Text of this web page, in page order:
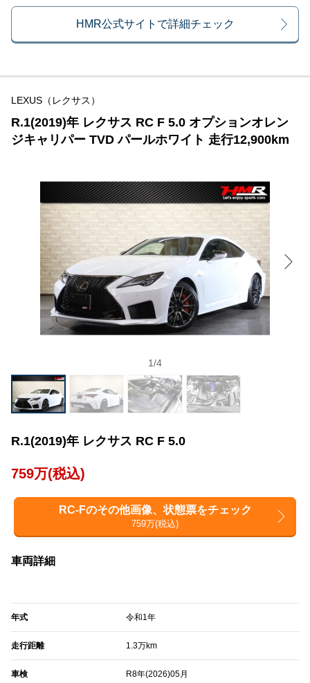
HMR公式サイトで詳細チェック
LEXUS（レクサス）
R.1(2019)年 レクサス RC F 5.0 オプションオレン
ジキャリパー TVD パールホワイト 走行12,900km
1/4
R.1(2019)年 レクサス RC F 5.0
759万(税込)
RC-Fのその他画像、状態票をチェック
759万(税込)
車両詳細
年式 令和1年
走行距離 1.3万km
車検 R8年(2026)05月